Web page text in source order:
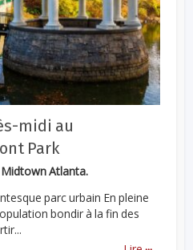
midi au
Park
Atlanta.
parc urbain En pleine
bondir à la fin des
...